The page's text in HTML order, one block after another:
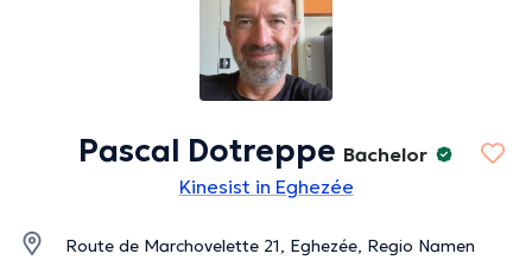
Pascal Dotreppe Bachelor
Kinesist in Eghezée
Route de Marchovelette 21, Eghezée, Regio Namen